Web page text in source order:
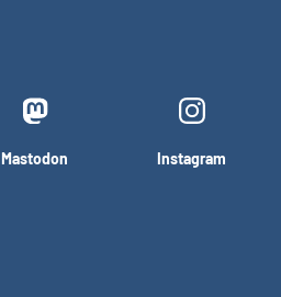
Mastodon Instagram